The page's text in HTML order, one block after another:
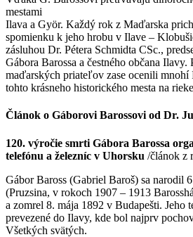
mestami
Ilava a Györ. Každý rok z Maďarska
spomienku k jeho hrobu v Ilave –
zásluhou Dr. Pétera Schmidta CSc.,
Gábora Barossa a čestného občana Ilavy.
maďarských priateľov zase ocenili mnohí
tohto krásneho historického mesta na
Článok o Gáborovi Barossovi od Dr.
120. výročie smrti Gábora Barossa
telefónu a železníc v Uhorsku /článok z
Gábor Baross (Gabriel Baroš) sa narodil
(Pruzsina, v rokoch 1907 – 1913
a zomrel 8. mája 1892 v Budapešti. Jeho
prevezené do Ilavy, kde bol najprv
Všetkých svätých.